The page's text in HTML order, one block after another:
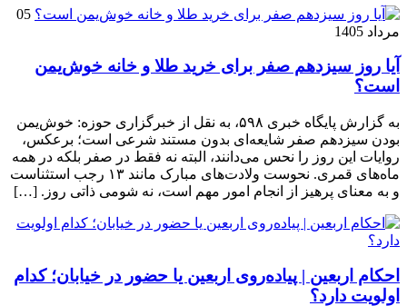
05
مرداد 1405
آیا روز سیزدهم صفر برای خرید طلا و خانه خوش‌یمن
است؟
به گزارش پایگاه خبری ۵۹۸، به نقل از خبرگزاری حوزه: خوش‌یمن
بودن سیزدهم صفر شایعه‌ای بدون مستند شرعی است؛ برعکس،
روایات این روز را نحس می‌دانند، البته نه فقط در صفر بلکه در همه
ماه‌های قمری. نحوست ولادت‌های مبارک مانند ۱۳ رجب استثناست
و به معنای پرهیز از انجام امور مهم است، نه شومی ذاتی روز. […]
احکام اربعین | پیاده‌روی اربعین یا حضور در خیابان؛ کدام
اولویت دارد؟